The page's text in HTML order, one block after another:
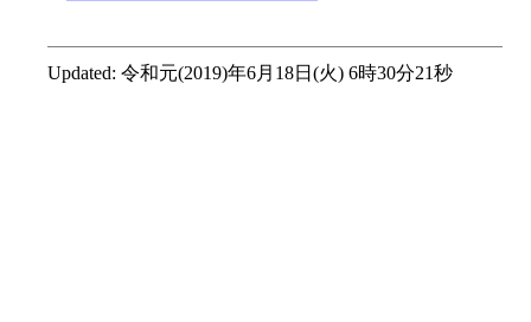
Updated: 令和元(2019)年6月18日(火) 6時30分21秒